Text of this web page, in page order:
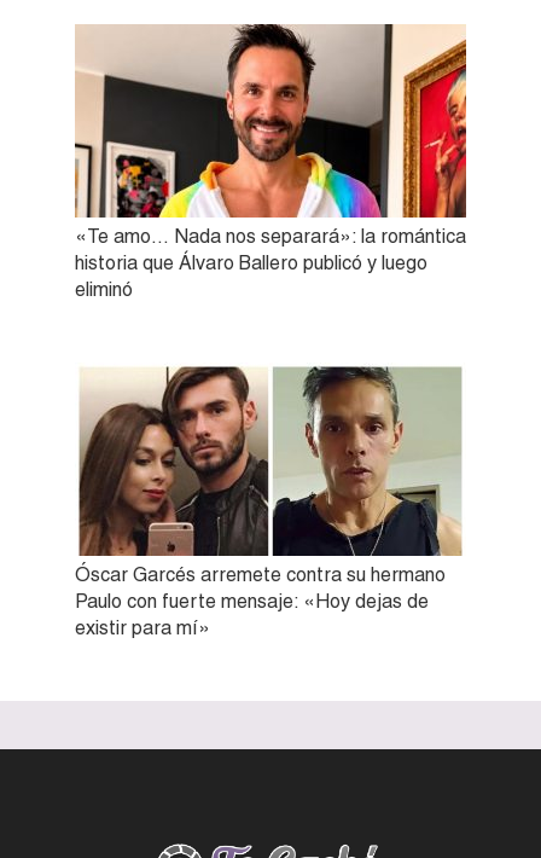
«Te amo… Nada nos separará»: la romántica
historia que Álvaro Ballero publicó y luego
eliminó
Óscar Garcés arremete contra su hermano
Paulo con fuerte mensaje: «Hoy dejas de
existir para mí»